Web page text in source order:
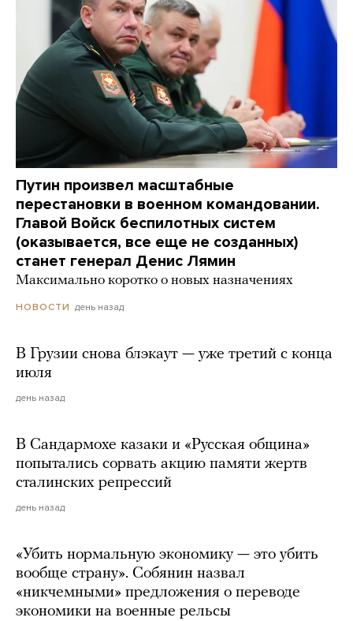
Путин произвел масштабные
перестановки в военном командовании.
Главой Войск беспилотных систем
(оказывается, все еще не созданных)
станет генерал Денис Лямин
Максимально коротко о новых назначениях
НОВОСТИ день назад
В Грузии снова блэкаут — уже третий с конца
июля
день назад
В Сандармохе казаки и «Русская община»
попытались сорвать акцию памяти жертв
сталинских репрессий
день назад
«Убить нормальную экономику — это убить
вообще страну». Собянин назвал
«никчемными» предложения о переводе
экономики на военные рельсы